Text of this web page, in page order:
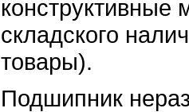
конструктивные
складского
товары).
Подшипник